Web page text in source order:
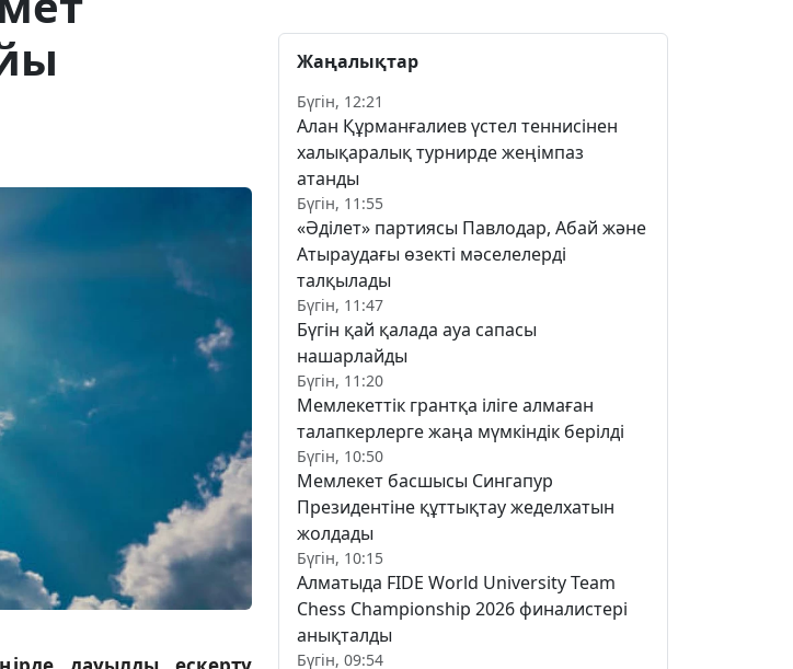
Жаңалықтар
Бүгін, 12:21
Алан Құрманғалиев үстел теннисінен
халықаралық турнирде жеңімпаз
атанды
Бүгін, 11:55
«Әділет» партиясы Павлодар, Абай және
Атыраудағы өзекті мәселелерді
талқылады
Бүгін, 11:47
Бүгін қай қалада ауа сапасы
нашарлайды
Бүгін, 11:20
Мемлекеттік грантқа іліге алмаған
талапкерлерге жаңа мүмкіндік берілді
Бүгін, 10:50
Мемлекет басшысы Сингапур
Президентіне құттықтау жеделхатын
жолдады
Бүгін, 10:15
Алматыда FIDE World University Team
Chess Championship 2026 финалистері
анықталды
Бүгін, 09:54